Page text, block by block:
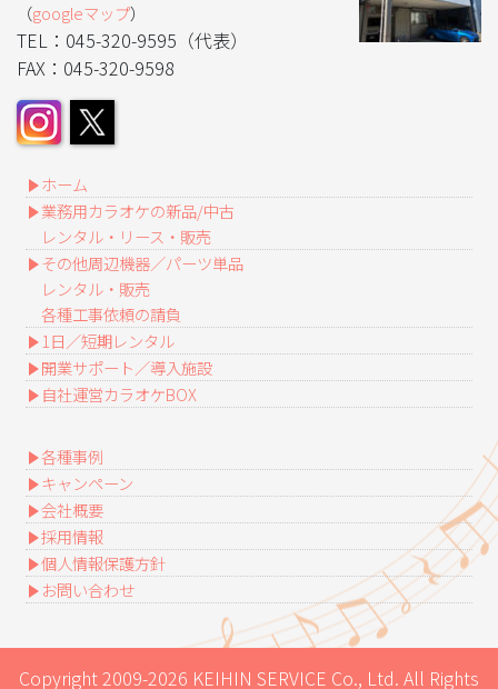
（googleマップ）
TEL：045-320-9595（代表）
FAX：045-320-9598
ホーム
業務用カラオケの新品/中古
レンタル・リース・販売
その他周辺機器／パーツ単品
レンタル・販売
各種工事依頼の請負
1日／短期レンタル
開業サポート／導入施設
自社運営カラオケBOX
各種事例
キャンペーン
会社概要
採用情報
個人情報保護方針
お問い合わせ
Copyright 2009-2026 KEIHIN SERVICE Co., Ltd. All Rights